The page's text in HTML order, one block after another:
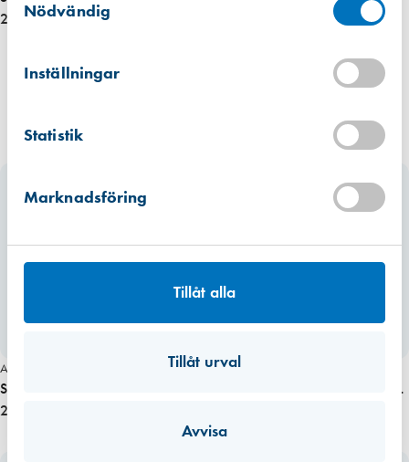
Nödvändig
Inställningar
Statistik
Marknadsföring
Tillåt alla
Tillåt urval
Avvisa
217,00 kr
Art. nr 6647
Snappy Centreringsborr för
gångjärn 2,0 mm borr UTGÅTT
254,00 kr
Art. nr 2563
Förväntad leverans: 2026-08-19
Hitta hit
Hitta hit